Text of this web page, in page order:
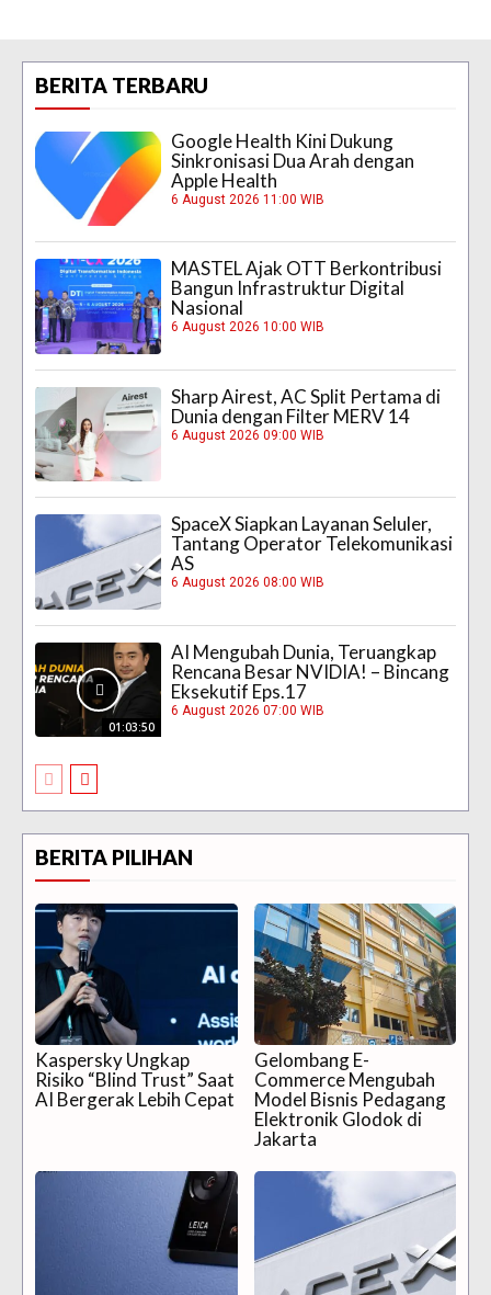
BERITA TERBARU
Google Health Kini Dukung
Sinkronisasi Dua Arah dengan
Apple Health
6 August 2026 11:00 WIB
MASTEL Ajak OTT Berkontribusi
Bangun Infrastruktur Digital
Nasional
6 August 2026 10:00 WIB
Sharp Airest, AC Split Pertama di
Dunia dengan Filter MERV 14
6 August 2026 09:00 WIB
SpaceX Siapkan Layanan Seluler,
Tantang Operator Telekomunikasi
AS
6 August 2026 08:00 WIB
01:03:50
AI Mengubah Dunia, Teruangkap
Rencana Besar NVIDIA! – Bincang
Eksekutif Eps.17
6 August 2026 07:00 WIB
BERITA PILIHAN
Kaspersky Ungkap
Risiko “Blind Trust” Saat
AI Bergerak Lebih Cepat
Gelombang E-
Commerce Mengubah
Model Bisnis Pedagang
Elektronik Glodok di
Jakarta